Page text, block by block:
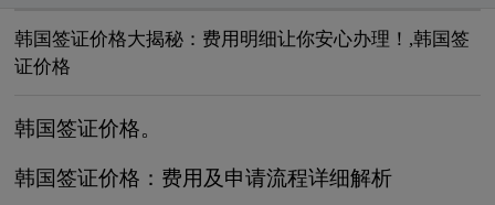
韩国签证价格大揭秘：费用明细让你安心办理！,韩国签
证价格
韩国签证价格。
韩国签证价格：费用及申请流程详细解析